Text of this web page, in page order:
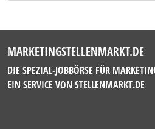
MARKETINGSTELLENMARKT.DE
DIE SPEZIAL-JOBBÖRSE FÜR
EIN SERVICE VON STELLENMARKT.DE